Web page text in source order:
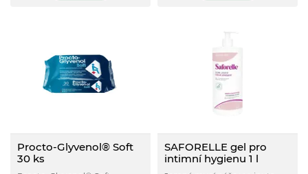
Procto-Glyvenol® Soft
30 ks
SAFORELLE gel pro
intimní hygienu 1 l